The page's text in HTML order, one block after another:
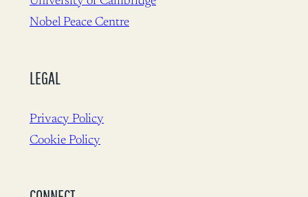
Nobel Peace Centre
LEGAL
Privacy Policy
Cookie Policy